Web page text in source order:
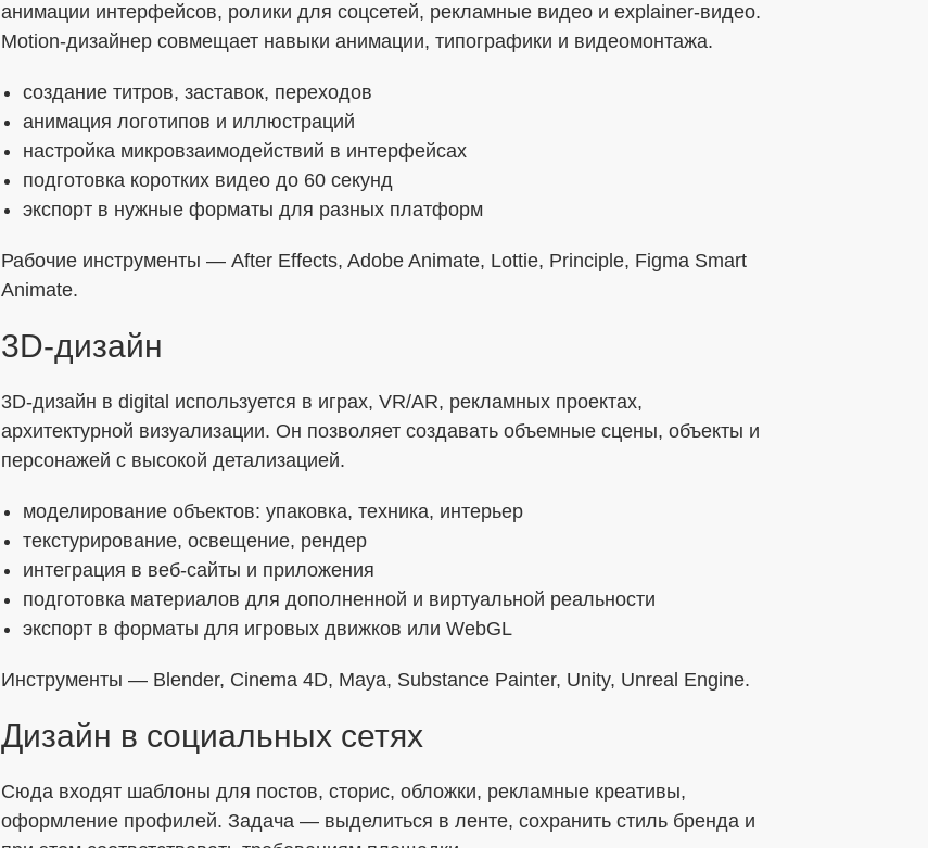
анимации интерфейсов, ролики для соцсетей, рекламные видео и explainer-видео.
Motion-дизайнер совмещает навыки анимации, типографики и видеомонтажа.
создание титров, заставок, переходов
анимация логотипов и иллюстраций
настройка микровзаимодействий в интерфейсах
подготовка коротких видео до 60 секунд
экспорт в нужные форматы для разных платформ
Рабочие инструменты — After Effects, Adobe Animate, Lottie, Principle, Figma Smart
Animate.
3D-дизайн
3D-дизайн в digital используется в играх, VR/AR, рекламных проектах,
архитектурной визуализации. Он позволяет создавать объемные сцены, объекты и
персонажей с высокой детализацией.
моделирование объектов: упаковка, техника, интерьер
текстурирование, освещение, рендер
интеграция в веб-сайты и приложения
подготовка материалов для дополненной и виртуальной реальности
экспорт в форматы для игровых движков или WebGL
Инструменты — Blender, Cinema 4D, Maya, Substance Painter, Unity, Unreal Engine.
Дизайн в социальных сетях
Сюда входят шаблоны для постов, сторис, обложки, рекламные креативы,
оформление профилей. Задача — выделиться в ленте, сохранить стиль бренда и